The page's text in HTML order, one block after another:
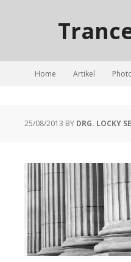
Home Artikel
25/08/2013 BY DRG. LOCKY